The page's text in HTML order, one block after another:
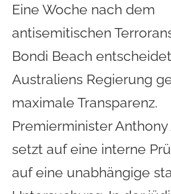
Eine Woche nach dem
antisemitischen
Bondi Beach
Australiens Regierung
maximale Transparenz.
Premierminister
setzt auf eine interne
auf eine unabhängige